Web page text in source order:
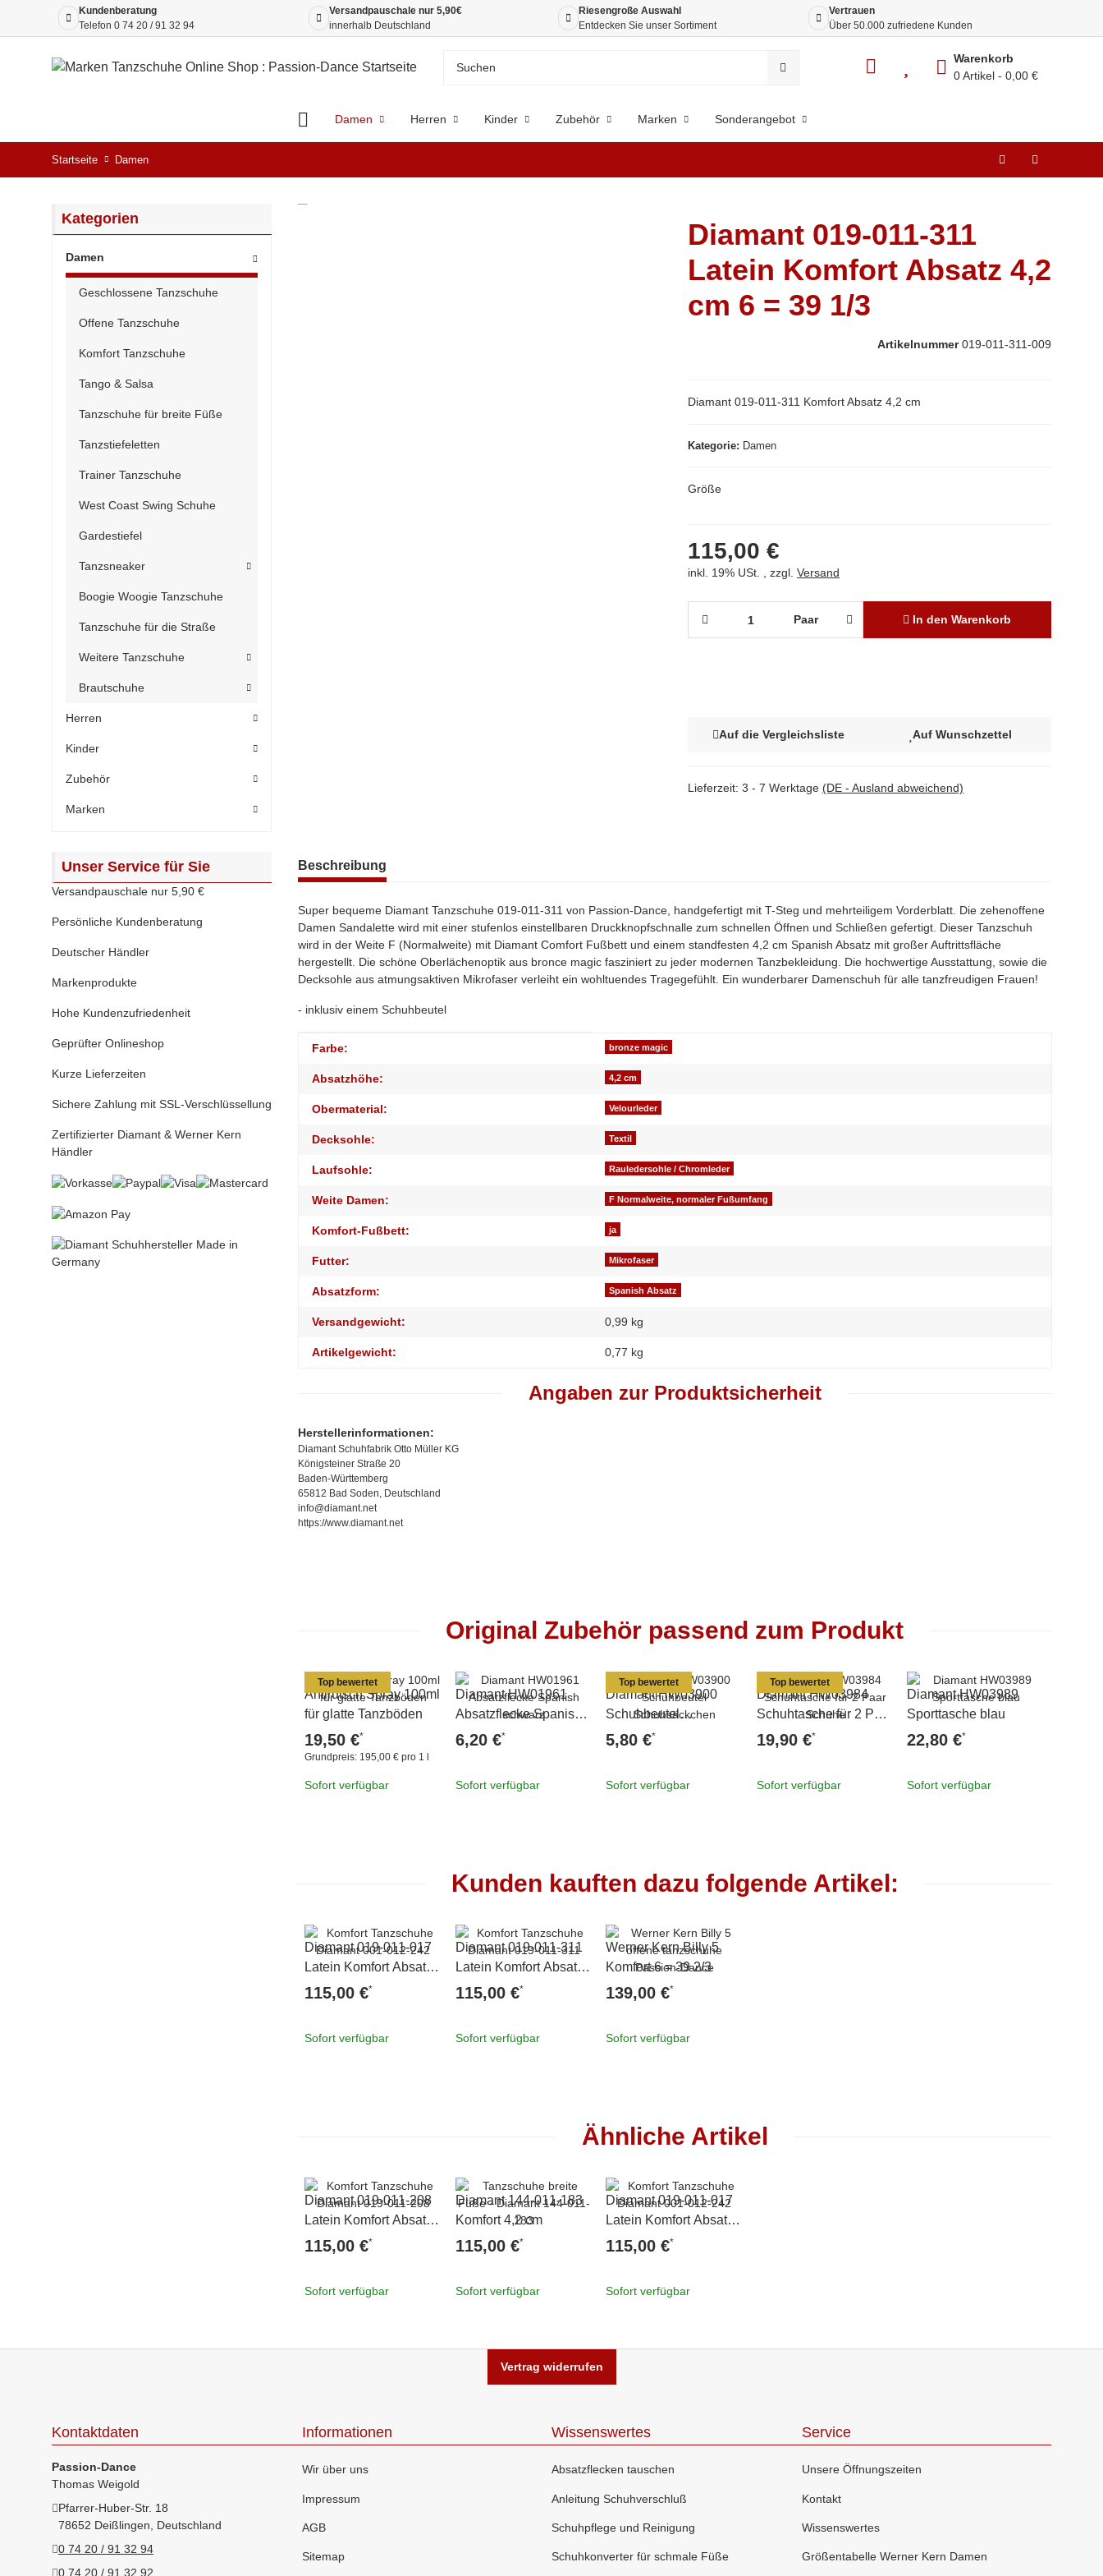
Kundenberatung
Telefon 0 74 20 / 91 32 94
Versandpauschale nur 5,90€
innerhalb Deutschland
Riesengroße Auswahl
Entdecken Sie unser Sortiment
Vertrauen
Über 50.000 zufriedene Kunden
Damen Herren Kinder Zubehör Marken Sonderangebot
Warenkorb
0 Artikel
0,00 €
Startseite Damen
Diamant 019-011-311
Latein Komfort Absatz 4,2
cm 6 = 39 1/3
Artikelnummer 019-011-311-009
Kategorie Damen
Diamant 019-011-311 Komfort Absatz 4,2 cm
Größe
115,00 €
inkl. 19% USt. , zzgl. Versand
Auf die Vergleichsliste Auf Wunschzettel
Paar In den Warenkorb
Lieferzeit: 3 - 7 Werktage (DE - Ausland abweichend)
Beschreibung
Super bequeme Diamant Tanzschuhe 019-011-311 von Passion-Dance, handgefertigt mit T-Steg und mehrteiligem Vorderblatt. Die zehenoffene
Damen Sandalette wird mit einer stufenlos einstellbaren Druckknopfschnalle zum schnellen Öffnen und Schließen gefertigt. Dieser Tanzschuh
wird in der Weite F (Normalweite) mit Diamant Comfort Fußbett und einem standfesten 4,2 cm Spanish Absatz mit großer Auftrittsfläche
hergestellt. Die schöne Oberlächenoptik aus bronce magic fasziniert zu jeder modernen Tanzbekleidung. Die hochwertige Ausstattung, sowie die
Decksohle aus atmungsaktiven Mikrofaser verleiht ein wohltuendes Tragegefühlt. Ein wunderbarer Damenschuh für alle tanzfreudigen Frauen!
- inklusiv einem Schuhbeutel
Produkteigenschaft
Wert
Farbe: bronze magic
Absatzhöhe: 4,2 cm
Obermaterial: Velourleder
Decksohle: Textil
Laufsohle: Rauledersohle / Chromleder
Weite Damen: F Normalweite, normaler Fußumfang
Komfort-Fußbett: ja
Futter: Mikrofaser
Absatzform: Spanish Absatz
Versandgewicht: 0,99 kg
Artikelgewicht: 0,77 kg
Angaben zur Produktsicherheit
Herstellerinformationen:
Diamant Schuhfabrik Otto Müller KG
Königsteiner Straße 20
Baden-Württemberg
65812 Bad Soden, Deutschland
info@diamant.net
https://www.diamant.net
Original Zubehör passend zum Produkt
Top bewertet
Antirutsch Spray 100ml
für glatte Tanzböden
19,50 €*
Grundpreis: 195,00 € pro 1 l
Sofort verfügbar
Diamant HW01961
Absatzflecke Spanish
schwarz
6,20 €*
Sofort verfügbar
Top bewertet
Diamant HW03900
Schuhbeutel
Schuhsäckchen
5,80 €*
Sofort verfügbar
Top bewertet
Diamant HW03984
Schuhtasche für 2 Paar
Schuhe
19,90 €*
Sofort verfügbar
Diamant HW03989
Sporttasche blau
22,80 €*
Sofort verfügbar
Kunden kauften dazu folgende Artikel:
Diamant 019-011-017
Latein Komfort Absatz
4,2 cm 6 = 39 1/3
115,00 €*
Sofort verfügbar
Diamant 019-011-311
Latein Komfort Absatz
4,2 cm 6,5 = 40
115,00 €*
Sofort verfügbar
Werner Kern Billy 5
Komfort 6 = 39 2/3
139,00 €*
Sofort verfügbar
Ähnliche Artikel
Diamant 019-011-208
Latein Komfort Absatz
4,2 cm
115,00 €*
Sofort verfügbar
Diamant 144-011-183
Komfort 4,2 cm
115,00 €*
Sofort verfügbar
Diamant 019-011-017
Latein Komfort Absatz
4,2 cm
115,00 €*
Sofort verfügbar
Kategorien
Damen
Geschlossene Tanzschuhe
Offene Tanzschuhe
Komfort Tanzschuhe
Tango & Salsa
Tanzschuhe für breite Füße
Tanzstiefeletten
Trainer Tanzschuhe
West Coast Swing Schuhe
Gardestiefel
Tanzsneaker
Boogie Woogie Tanzschuhe
Tanzschuhe für die Straße
Weitere Tanzschuhe
Brautschuhe
Herren
Kinder
Zubehör
Marken
Unser Service für Sie
Versandpauschale nur 5,90 €
Persönliche Kundenberatung
Deutscher Händler
Markenprodukte
Hohe Kundenzufriedenheit
Geprüfter Onlineshop
Kurze Lieferzeiten
Sichere Zahlung mit SSL-Verschlüssellung
Zertifizierter Diamant & Werner Kern
Händler
Vertrag widerrufen
Kontaktdaten
Passion-Dance
Thomas Weigold
Pfarrer-Huber-Str. 18
78652 Deißlingen, Deutschland
0 74 20 / 91 32 94
0 74 20 / 91 32 92
Informationen
Wir über uns
Impressum
AGB
Sitemap
Wissenswertes
Absatzflecken tauschen
Anleitung Schuhverschluß
Schuhpflege und Reinigung
Schuhkonverter für schmale Füße
Service
Unsere Öffnungszeiten
Kontakt
Wissenswertes
Größentabelle Werner Kern Damen